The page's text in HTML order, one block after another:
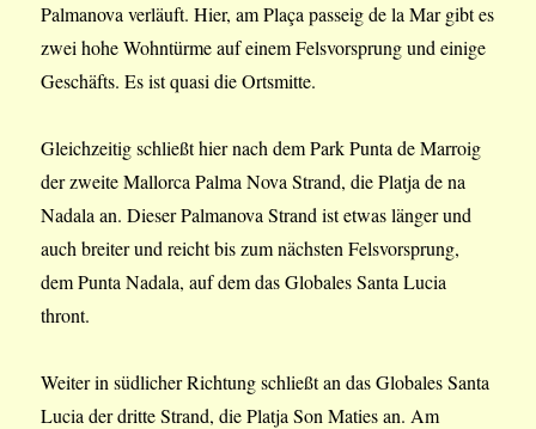
Palmanova verläuft. Hier, am Plaça passeig de la Mar gibt es
zwei hohe Wohntürme auf einem Felsvorsprung und einige
Geschäfts. Es ist quasi die Ortsmitte.
Gleichzeitig schließt hier nach dem Park Punta de Marroig
der zweite Mallorca Palma Nova Strand, die Platja de na
Nadala an. Dieser Palmanova Strand ist etwas länger und
auch breiter und reicht bis zum nächsten Felsvorsprung,
dem Punta Nadala, auf dem das Globales Santa Lucia
thront.
Weiter in südlicher Richtung schließt an das Globales Santa
Lucia der dritte Strand, die Platja Son Maties an. Am